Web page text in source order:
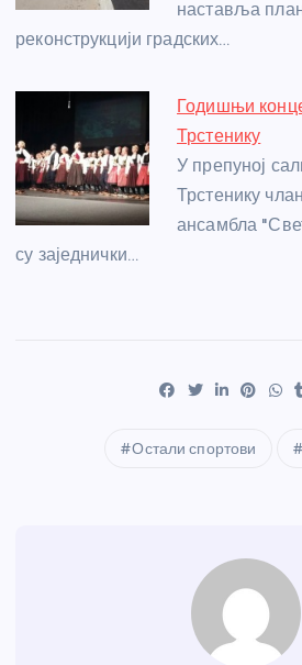
наставља
реконструкцији градских…
Годишњи
Трстенику
У препуној
Трстенику
ансамбла
су заједнички…
Остали спортови